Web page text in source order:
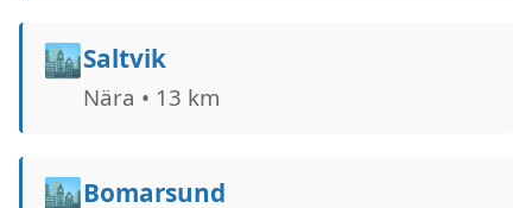
🏙️Saltvik
Nära • 13 km
🏙️Bomarsund